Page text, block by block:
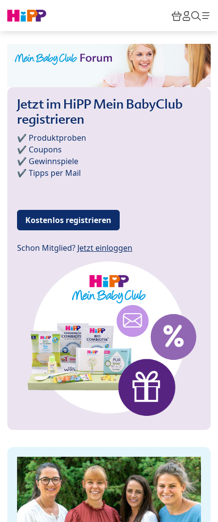
HiPP
Jetzt im HiPP Mein BabyClub
registrieren
✔️ Produktproben
✔️ Coupons
✔️ Gewinnspiele
✔️ Tipps per Mail
Kostenlos registrieren
Schon Mitglied? Jetzt einloggen